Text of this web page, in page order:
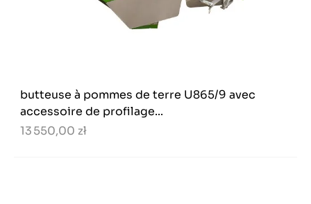
butteuse à pommes de terre U865/9 avec
accessoire de profilage...
13 550,00 zł